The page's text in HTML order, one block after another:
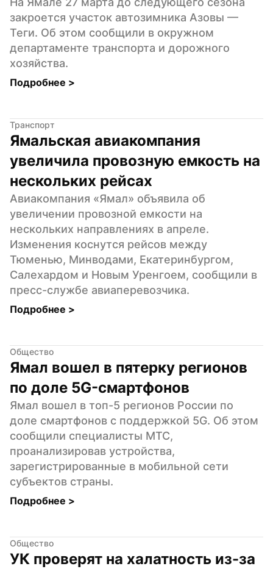
закроется участок автозимника Азовы —
Теги. Об этом сообщили в окружном
департаменте транспорта и дорожного
хозяйства.
Подробнее >
Транспорт
Ямальская авиакомпания
увеличила провозную емкость на
нескольких рейсах
Авиакомпания «Ямал» объявила об
увеличении провозной емкости на
нескольких направлениях в апреле.
Изменения коснутся рейсов между
Тюменью, Минводами, Екатеринбургом,
Салехардом и Новым Уренгоем, сообщили в
пресс-службе авиаперевозчика.
Подробнее >
Общество
Ямал вошел в пятерку регионов
по доле 5G-смартфонов
Ямал вошел в топ-5 регионов России по
доле смартфонов с поддержкой 5G. Об этом
сообщили специалисты МТС,
проанализировав устройства,
зарегистрированные в мобильной сети
субъектов страны.
Подробнее >
Общество
УК проверят на халатность из-за